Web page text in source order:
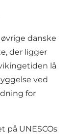
danske
der ligger
lå
ved
for
på UNESCOs